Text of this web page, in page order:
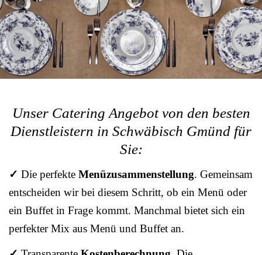
Unser Catering Angebot von den besten
Dienstleistern in Schwäbisch Gmünd für
Sie:
✓ Die perfekte Menüzusammenstellung. Gemeinsam
entscheiden wir bei diesem Schritt, ob ein Menü oder
ein Buffet in Frage kommt. Manchmal bietet sich ein
perfekter Mix aus Menü und Buffet an.